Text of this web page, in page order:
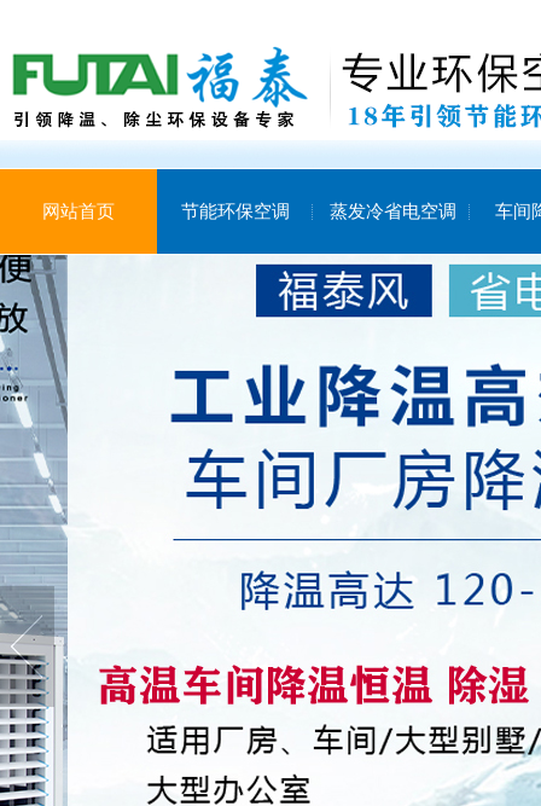
网站首页 节能环保空调 蒸发冷省电空调 车间